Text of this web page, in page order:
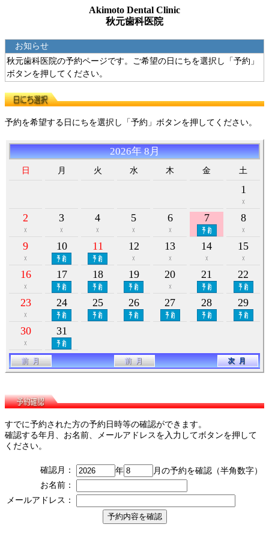
Akimoto Dental Clinic
秋元歯科医院
お知らせ
秋元歯科医院の予約ページです。ご希望の日にちを選択し「予約」
ボタンを押してください。
予約を希望する日にちを選択し「予約」ボタンを押してください。
2026年 8月
日 月 火 水 木 金 土
1
2 3 4 5 6 7 8
9 10 11 12 13 14 15
16 17 18 19 20 21 22
23 24 25 26 27 28 29
30 31
すでに予約された方の予約日時等の確認ができます。
確認する年月、お名前、メールアドレスを入力してボタンを押して
ください。
確認月： 年
月の予約を確認（半角数字）
お名前：
メールアドレス：